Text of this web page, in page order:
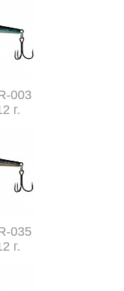
003
г.
035
г.